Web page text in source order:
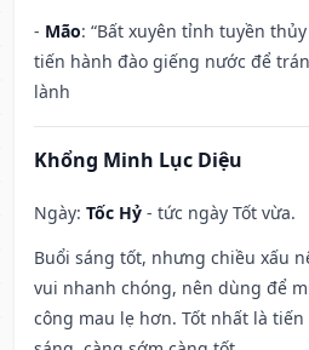
- Mão: “Bất xuyên tỉnh tuyền
tiến hành đào giếng nước để
lành
Khổng Minh Lục Diệu
Ngày: Tốc Hỷ - tức ngày Tốt vừa.
Buổi sáng tốt, nhưng chiều xấu
vui nhanh chóng, nên dùng để
công mau lẹ hơn. Tốt nhất là